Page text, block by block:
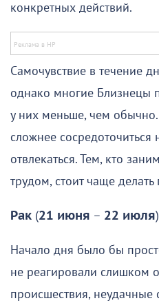
конкретных действий.
Самочувствие в течение
однако многие Близнецы
у них меньше, чем обычно.
сложнее
отвлекаться. Тем, кто
трудом, стоит чаще
Рак (21 июня – 22 июля)
Начало дня было бы
не реагировали слишком
происшествия,